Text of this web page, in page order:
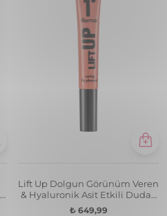
Lift Up Dolgun Görünüm Veren
& Hyaluronik Asit Etkili Dudak
Parlatıcısı
₺ 649,99